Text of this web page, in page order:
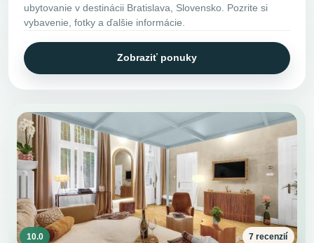
ubytovanie v destinácii Bratislava, Slovensko. Pozrite si
vybavenie, fotky a ďalšie informácie.
Zobraziť ponuky
10.0 7 recenzií